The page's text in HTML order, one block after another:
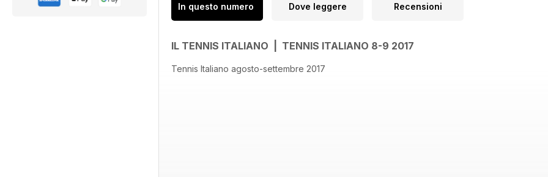
In questo numero Dove leggere Recensioni
IL TENNIS ITALIANO | TENNIS ITALIANO 8-9 2017
Tennis Italiano agosto-settembre 2017